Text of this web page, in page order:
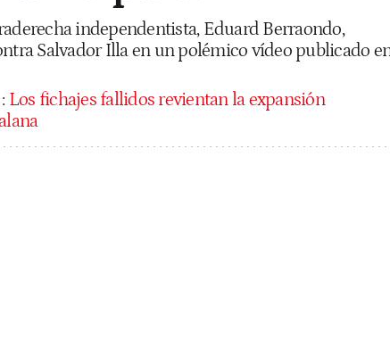
independentista, Eduard Berraondo,
Salvador Illa en un polémico vídeo publicado
: Los fichajes fallidos revientan la expansión